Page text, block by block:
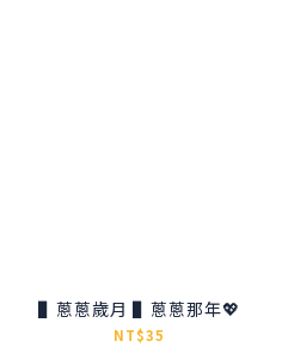
▌蔥蔥歲月 ▌蔥蔥那年💖
NT$35